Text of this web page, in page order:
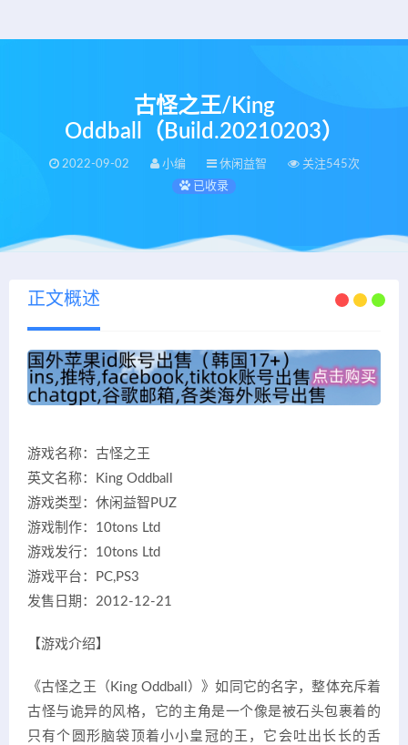
古怪之王/King
Oddball（Build.20210203）
2022-09-02 小编 休闲益智
关注545次
已收录
正文概述
游戏名称：古怪之王
英文名称：King Oddball
游戏类型：休闲益智PUZ
游戏制作：10tons Ltd
游戏发行：10tons Ltd
游戏平台：PC,PS3
发售日期：2012-12-21
【游戏介绍】
《古怪之王（King Oddball）》如同它的名字，整体充斥着
古怪与诡异的风格，它的主角是一个像是被石头包裹着的
只有个圆形脑袋顶着小小皇冠的王，它会吐出长长的舌